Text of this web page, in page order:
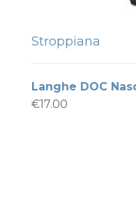
Stroppiana
Langhe DOC
€17.00